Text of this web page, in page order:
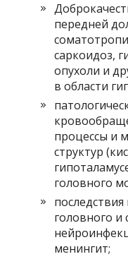
передней
саркоидоз,
опухоли и
в области
процессы и
структур
головного
головного
менингит;